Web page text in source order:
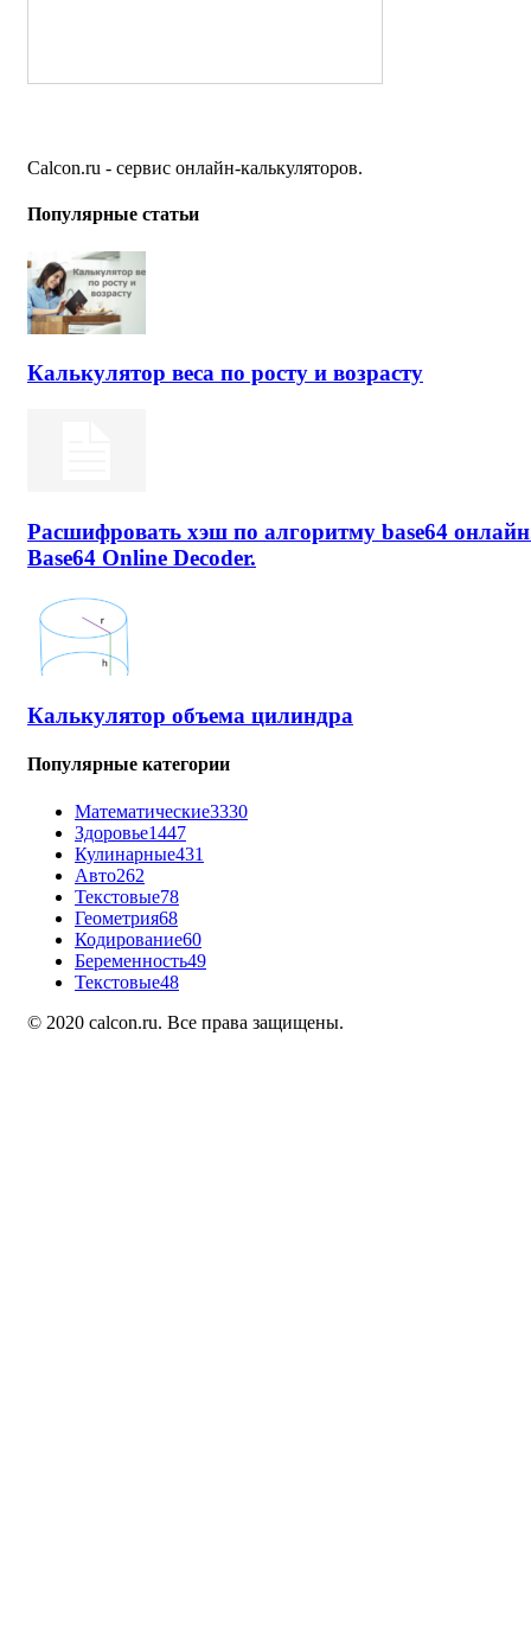
Calcon.ru - сервис онлайн-калькуляторов.
Популярные статьи
Калькулятор веса по росту и возрасту
Расшифровать хэш по алгоритму base64
Base64 Online Decoder.
Калькулятор объема цилиндра
Популярные категории
Математические3330
Здоровье1447
Кулинарные431
Авто262
Текстовые78
Геометрия68
Кодирование60
Беременность49
Текстовые48
© 2020 calcon.ru. Все права защищены.